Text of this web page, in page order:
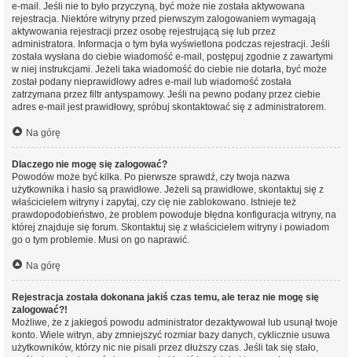
e-mail. Jeśli nie to było przyczyną, być może nie została aktywowana
rejestracja. Niektóre witryny przed pierwszym zalogowaniem wymagają
aktywowania rejestracji przez osobę rejestrującą się lub przez
administratora. Informacja o tym była wyświetlona podczas rejestracji. Jeśli
została wysłana do ciebie wiadomość e-mail, postępuj zgodnie z zawartymi
w niej instrukcjami. Jeżeli taka wiadomość do ciebie nie dotarła, być może
został podany nieprawidłowy adres e-mail lub wiadomość została
zatrzymana przez filtr antyspamowy. Jeśli na pewno podany przez ciebie
adres e-mail jest prawidłowy, spróbuj skontaktować się z administratorem.
Na górę
Dlaczego nie mogę się zalogować?
Powodów może być kilka. Po pierwsze sprawdź, czy twoja nazwa
użytkownika i hasło są prawidłowe. Jeżeli są prawidłowe, skontaktuj się z
właścicielem witryny i zapytaj, czy cię nie zablokowano. Istnieje też
prawdopodobieństwo, że problem powoduje błędna konfiguracja witryny, na
której znajduje się forum. Skontaktuj się z właścicielem witryny i powiadom
go o tym problemie. Musi on go naprawić.
Na górę
Rejestracja została dokonana jakiś czas temu, ale teraz nie mogę się
zalogować?!
Możliwe, że z jakiegoś powodu administrator dezaktywował lub usunął twoje
konto. Wiele witryn, aby zmniejszyć rozmiar bazy danych, cyklicznie usuwa
użytkowników, którzy nic nie pisali przez dłuższy czas. Jeśli tak się stało,